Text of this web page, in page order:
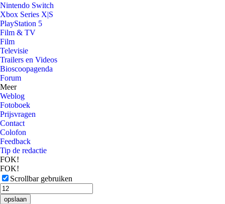
Nintendo Switch
Xbox Series X|S
PlayStation 5
Film & TV
Film
Televisie
Trailers en Videos
Bioscoopagenda
Forum
Meer
Weblog
Fotoboek
Prijsvragen
Contact
Colofon
Feedback
Tip de redactie
FOK!
FOK!
Scrollbar gebruiken
opslaan